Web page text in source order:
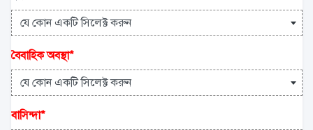
যে কোন একটি সিলেক্ট করুন
বৈবাহিক অবস্থা*
যে কোন একটি সিলেক্ট করুন
বাসিন্দা*